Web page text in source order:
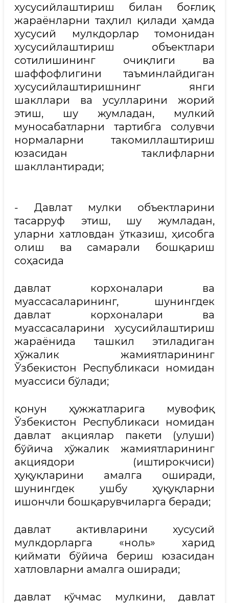
хусусийлаштириш билан боғлиқ
жараёнларни таҳлил қилади ҳамда
хусусий мулкдорлар томонидан
хусусийлаштириш объектлари
сотилишининг очиқлиги ва
шаффофлигини таъминлайдиган
хусусийлаштиришнинг янги
шакллари ва усулларини жорий
этиш, шу жумладан, мулкий
муносабатларни тартибга солувчи
нормаларни такомиллаштириш
юзасидан таклифларни
шакллантиради;
- Давлат мулки объектларини
тасарруф этиш, шу жумладан,
уларни хатловдан ўтказиш, ҳисобга
олиш ва самарали бошқариш
соҳасида
давлат корхоналари ва
муассасаларининг, шунингдек
давлат корхоналари ва
муассасаларини хусусийлаштириш
жараёнида ташкил этиладиган
хўжалик жамиятларининг
Ўзбекистон Республикаси номидан
муассиси бўлади;
қонун ҳужжатларига мувофиқ
Ўзбекистон Республикаси номидан
давлат акциялар пакети (улуши)
бўйича хўжалик жамиятларининг
акциядори (иштирокчиси)
ҳуқуқларини амалга оширади,
шунингдек ушбу ҳуқуқларни
ишончли бошқарувчиларга беради;
давлат активларини хусусий
мулкдорларга «ноль» харид
қиймати бўйича бериш юзасидан
хатловларни амалга оширади;
давлат кўчмас мулкини, давлат